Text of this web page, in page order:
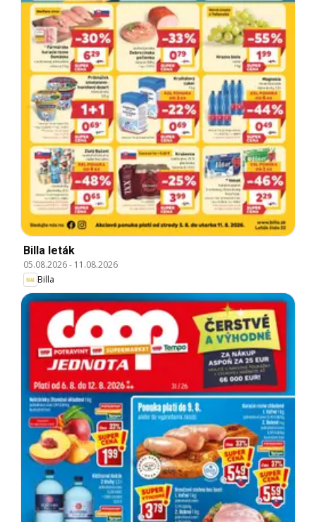
Billa leták
05.08.2026- 11.08.2026
Billa